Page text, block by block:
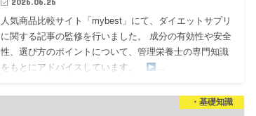
人気商品比較サイト「mybest」にて、ダイエットサプリ
に関する記事の監修を行いました。 成分の有効性や安全
性、選び方のポイントについて、管理栄養士の専門知識
をもとにアドバイスしています。
…
・基礎知識